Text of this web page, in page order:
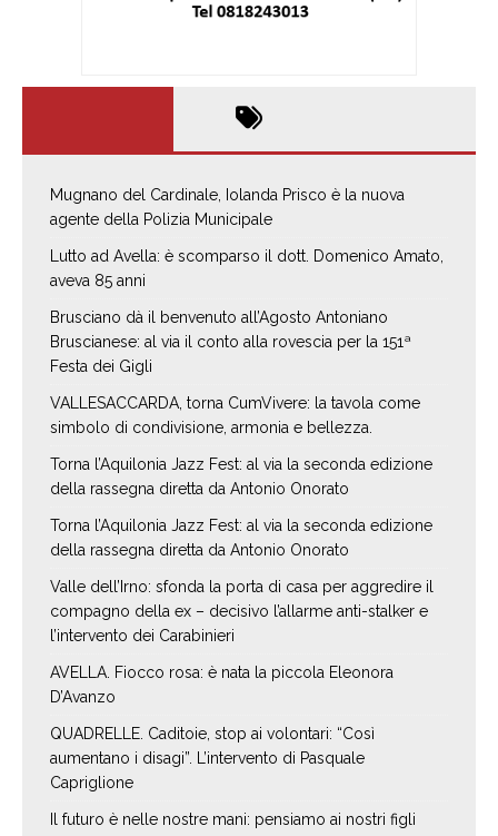
Mugnano del Cardinale, Iolanda Prisco è la nuova
agente della Polizia Municipale
Lutto ad Avella: è scomparso il dott. Domenico Amato,
aveva 85 anni
Brusciano dà il benvenuto all’Agosto Antoniano
Bruscianese: al via il conto alla rovescia per la 151ª
Festa dei Gigli
VALLESACCARDA, torna CumVivere: la tavola come
simbolo di condivisione, armonia e bellezza.
Torna l’Aquilonia Jazz Fest: al via la seconda edizione
della rassegna diretta da Antonio Onorato
Torna l’Aquilonia Jazz Fest: al via la seconda edizione
della rassegna diretta da Antonio Onorato
Valle dell’Irno: sfonda la porta di casa per aggredire il
compagno della ex – decisivo l’allarme anti-stalker e
l’intervento dei Carabinieri
AVELLA. Fiocco rosa: è nata la piccola Eleonora
D’Avanzo
QUADRELLE. Caditoie, stop ai volontari: “Così
aumentano i disagi”. L’intervento di Pasquale
Capriglione
Il futuro è nelle nostre mani: pensiamo ai nostri figli